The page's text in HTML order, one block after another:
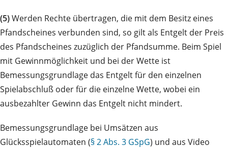
(5)Werden Rechte übertragen, die mit dem Besitz eines
Pfandscheines verbunden sind, so gilt als Entgelt der Preis
des Pfandscheines zuzüglich der Pfandsumme. Beim Spiel
mit Gewinnmöglichkeit und bei der Wette ist
Bemessungsgrundlage das Entgelt für den einzelnen
Spielabschluß oder für die einzelne Wette, wobei ein
ausbezahlter Gewinn das Entgelt nicht mindert.
Bemessungsgrundlage bei Umsätzen aus
Glücksspielautomaten (§ 2 Abs. 3 GSpG) und aus Video